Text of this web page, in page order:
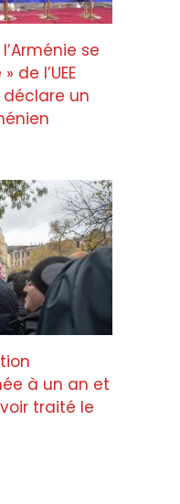
se
de l’UEE
déclare un
à un an et
traité le